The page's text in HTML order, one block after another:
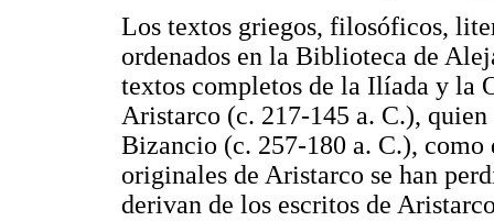
Los textos griegos, filosóficos,
ordenados en la Biblioteca de
textos completos de la Ilíada y la
Aristarco (c. 217-145 a. C.),
Bizancio (c. 257-180 a. C.),
originales de Aristarco se han
derivan de los escritos de